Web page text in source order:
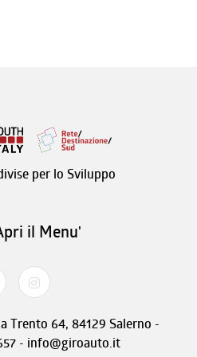
per lo Sviluppo
il Menu'
Trento 64, 84129 Salerno -
- info@giroauto.it